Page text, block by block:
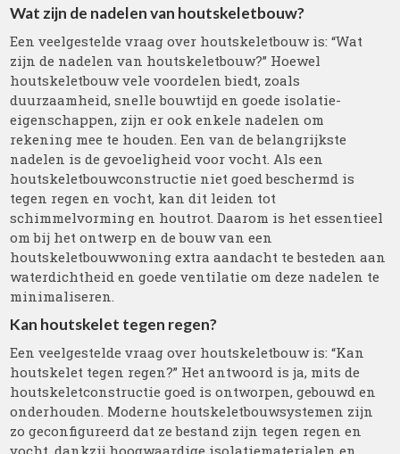
Wat zijn de nadelen van houtskeletbouw?
Een veelgestelde vraag over houtskeletbouw is: “Wat
zijn de nadelen van houtskeletbouw?” Hoewel
houtskeletbouw vele voordelen biedt, zoals
duurzaamheid, snelle bouwtijd en goede isolatie-
eigenschappen, zijn er ook enkele nadelen om
rekening mee te houden. Een van de belangrijkste
nadelen is de gevoeligheid voor vocht. Als een
houtskeletbouwconstructie niet goed beschermd is
tegen regen en vocht, kan dit leiden tot
schimmelvorming en houtrot. Daarom is het essentieel
om bij het ontwerp en de bouw van een
houtskeletbouwwoning extra aandacht te besteden aan
waterdichtheid en goede ventilatie om deze nadelen te
minimaliseren.
Kan houtskelet tegen regen?
Een veelgestelde vraag over houtskeletbouw is: “Kan
houtskelet tegen regen?” Het antwoord is ja, mits de
houtskeletconstructie goed is ontworpen, gebouwd en
onderhouden. Moderne houtskeletbouwsystemen zijn
zo geconfigureerd dat ze bestand zijn tegen regen en
vocht, dankzij hoogwaardige isolatiematerialen en